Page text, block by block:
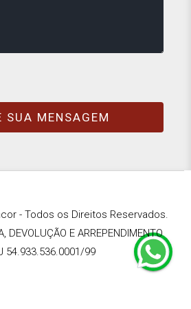
- Todos os Direitos Reservados.
DEVOLUÇÃO E ARREPENDIMENTO
54.933.536.0001/99